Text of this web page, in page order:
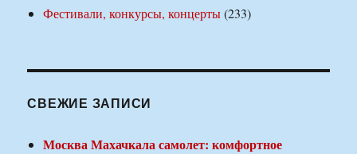
Фестивали, конкурсы, концерты(233)
СВЕЖИЕ ЗАПИСИ
Москва Махачкала самолет: комфортное